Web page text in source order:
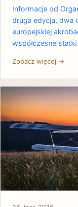
Informacje od
druga edycja, dwa
europejskiej
współczesne
Zobacz więcej →